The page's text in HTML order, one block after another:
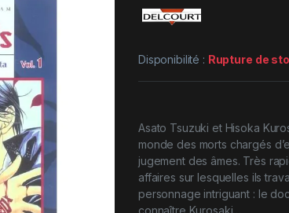
Disponibilité : Rupture de
Asato Tsuzuki et Hisoka
monde des morts chargés
jugement des âmes. Très
affaires sur lesquelles ils
personnage intriguant : le